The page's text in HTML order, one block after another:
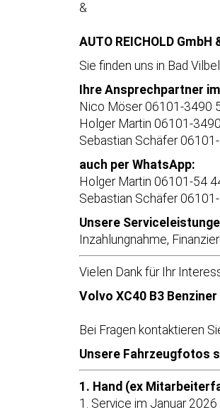
&
AUTO REICHOLD
Sie finden uns in Bad
Ihre Ansprechpartner
Nico Möser 06101-3490
Holger Martin 06101-
Sebastian Schäfer
auch per WhatsApp:
Holger Martin 06101-54
Sebastian Schäfer
Unsere
Inzahlungnahme,
Vielen Dank für Ihr
Volvo XC40 B3
Bei Fragen kontaktieren
Unsere Fahrzeugfotos
1. Hand (ex
1. Service im Januar